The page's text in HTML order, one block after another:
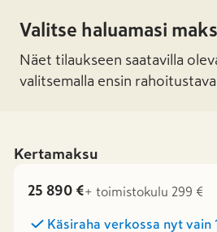
Valitse haluamasi
Näet tilaukseen saatavilla
valitsemalla ensin
Kertamaksu
25 890 €+ toimistokulu 299 €
Käsiraha verkossa nyt vain